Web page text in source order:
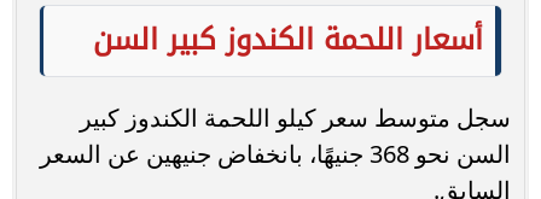
أسعار اللحمة الكندوز كبير السن
سجل متوسط سعر كيلو اللحمة الكندوز كبير
السن نحو 368 جنيهًا، بانخفاض جنيهين عن السعر
السابق.